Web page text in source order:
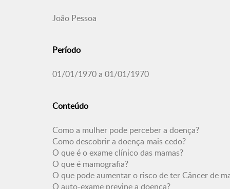
João Pessoa
Período
01/01/1970 a 01/01/1970
Conteúdo
Como a mulher pode perceber a doença?
Como descobrir a doença mais cedo?
O que é o exame clínico das mamas?
O que é mamografia?
O que pode aumentar o risco de ter Câncer de
O auto-exame previne a doença?